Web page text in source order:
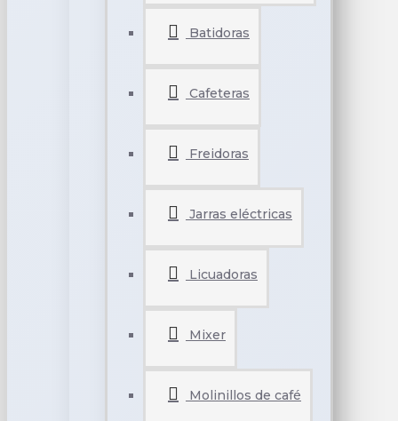
Batidoras
Cafeteras
Freidoras
Jarras eléctricas
Licuadoras
Mixer
Molinillos de café